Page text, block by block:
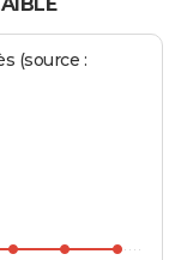
(source :